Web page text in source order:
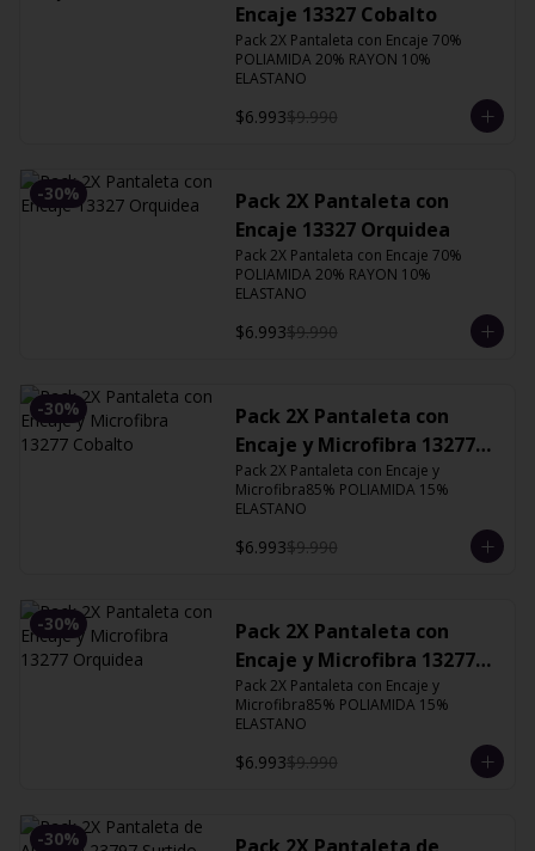
Encaje 13327 Cobalto
Pack 2X Pantaleta con Encaje 70%
POLIAMIDA 20% RAYON 10%
ELASTANO
$6.993$9.990
-30%
Pack 2X Pantaleta con
Encaje 13327 Orquidea
Pack 2X Pantaleta con Encaje 70%
POLIAMIDA 20% RAYON 10%
ELASTANO
$6.993$9.990
-30%
Pack 2X Pantaleta con
Encaje y Microfibra 13277
Cobalto
Pack 2X Pantaleta con Encaje y
Microfibra85% POLIAMIDA 15%
ELASTANO
$6.993$9.990
-30%
Pack 2X Pantaleta con
Encaje y Microfibra 13277
Orquidea
Pack 2X Pantaleta con Encaje y
Microfibra85% POLIAMIDA 15%
ELASTANO
$6.993$9.990
-30%